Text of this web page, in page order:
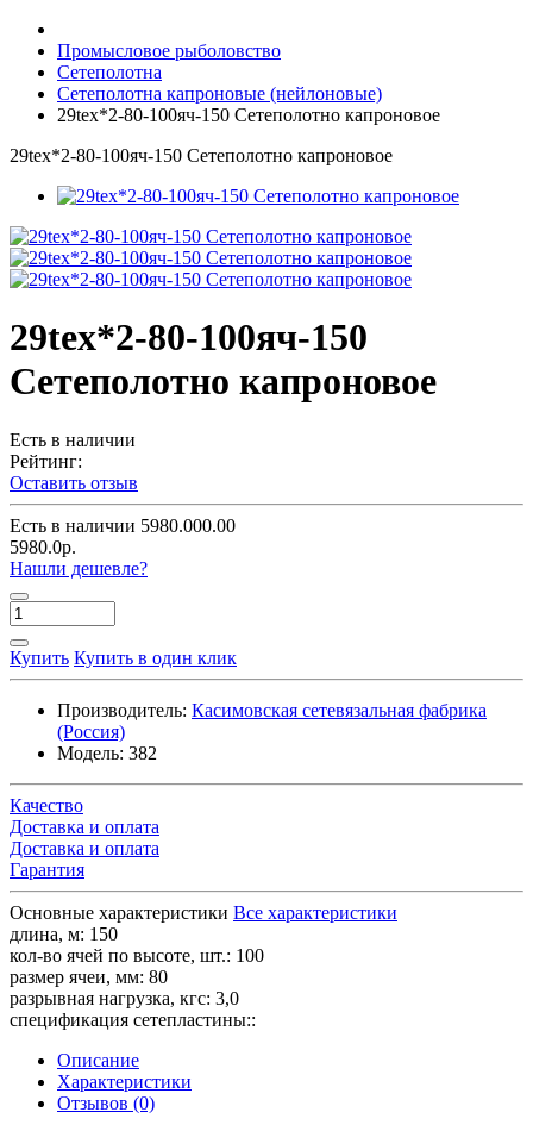
Промысловое рыболовство
Сетеполотна
Сетеполотна капроновые (нейлоновые)
29tex*2-80-100яч-150 Сетеполотно капроновое
29tex*2-80-100яч-150 Сетеполотно капроновое
29tex*2-80-100яч-150
Сетеполотно капроновое
Есть в наличии
Рейтинг:
Оставить отзыв
Есть в наличии 5980.000.00
5980.0р.
Нашли дешевле?
Купить Купить в один клик
Производитель: Касимовская сетевязальная фабрика
(Россия)
Модель: 382
Качество
Доставка и оплата
Доставка и оплата
Гарантия
Основные характеристики Все характеристики
длина, м: 150
кол-во ячей по высоте, шт.: 100
размер ячеи, мм: 80
разрывная нагрузка, кгс: 3,0
спецификация сетепластины::
Описание
Характеристики
Отзывов (0)